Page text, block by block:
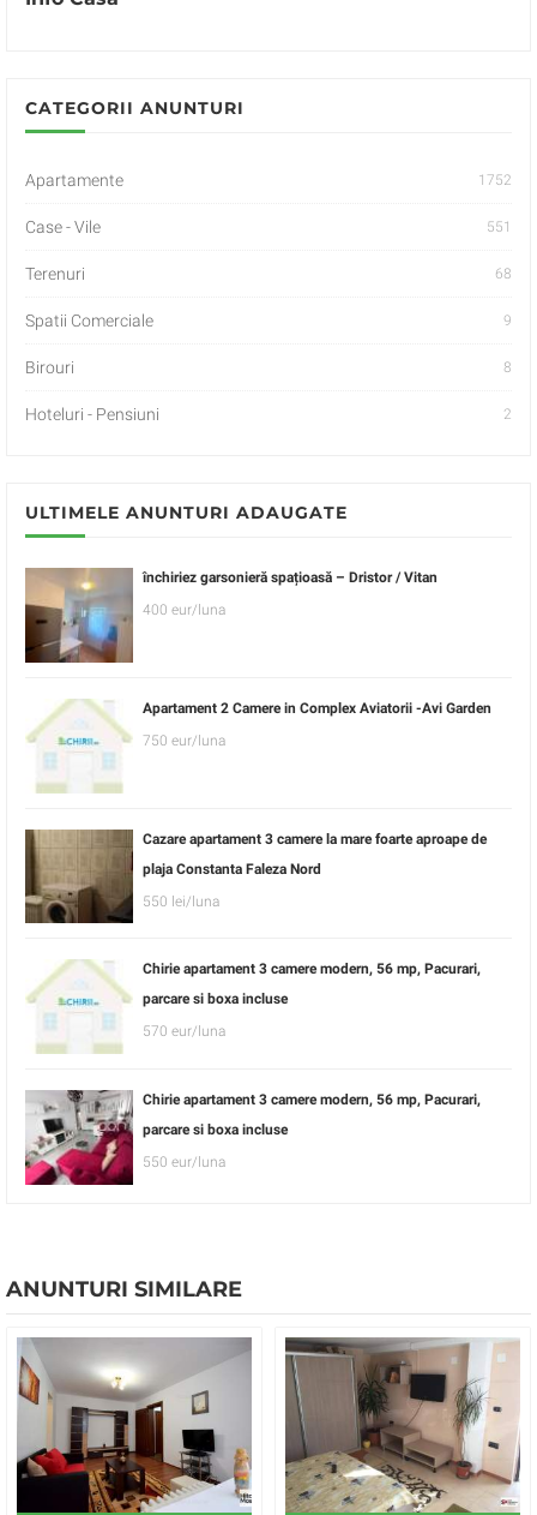
CATEGORII ANUNTURI
Apartamente 1752
Case - Vile 551
Terenuri 68
Spatii Comerciale 9
Birouri 8
Hoteluri - Pensiuni 2
ULTIMELE ANUNTURI ADAUGATE
închiriez garsonieră spațioasă – Dristor / Vitan
400 eur/luna
Apartament 2 Camere in Complex Aviatorii -Avi Garden
750 eur/luna
Cazare apartament 3 camere la mare foarte aproape de
plaja Constanta Faleza Nord
550 lei/luna
Chirie apartament 3 camere modern, 56 mp, Pacurari,
parcare si boxa incluse
570 eur/luna
Chirie apartament 3 camere modern, 56 mp, Pacurari,
parcare si boxa incluse
550 eur/luna
ANUNTURI SIMILARE